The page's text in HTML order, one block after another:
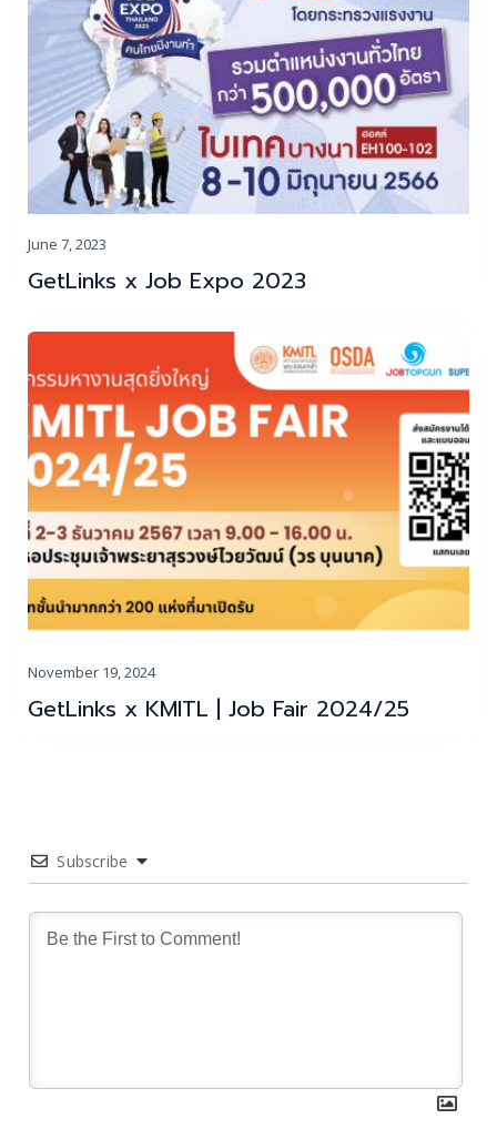
June 7, 2023
GetLinks x Job Expo 2023
November 19, 2024
GetLinks x KMITL | Job Fair 2024/25
Subscribe